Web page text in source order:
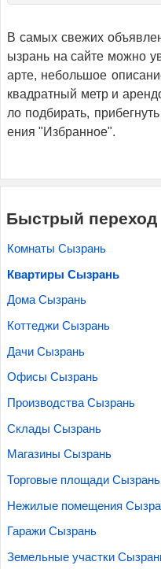
В самых свежих
ызрань на сайте можно
арте, небольшое
квадратный метр и
ло подбирать,
ения "Избранное".
Быстрый переход
Комнаты Сызрань
Квартиры Сызрань
Дома Сызрань
Коттеджи Сызрань
Дачи Сызрань
Офисы Сызрань
Производства Сызрань
Склады Сызрань
Магазины Сызрань
Торговые площади Сызрань
Нежилые помещения
Гаражи Сызрань
Земельные участки